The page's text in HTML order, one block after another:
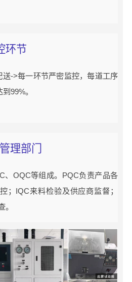
环节
->每一环节严密监控，每道工序
99%。
理部门
、OQC等组成。PQC负责产品各
；IQC来料检验及供应商监督；
。